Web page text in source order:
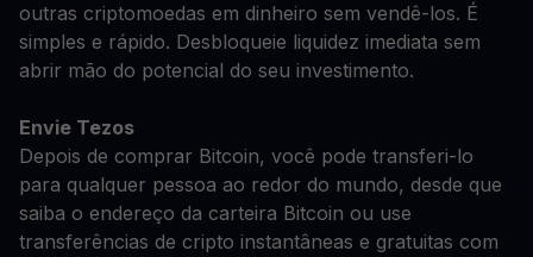
outras criptomoedas em dinheiro sem vendê-los. É
simples e rápido. Desbloqueie liquidez imediata sem
abrir mão do potencial do seu investimento.
Envie Tezos
Depois de comprar Bitcoin, você pode transferi-lo
para qualquer pessoa ao redor do mundo, desde que
saiba o endereço da carteira Bitcoin ou use
transferências de cripto instantâneas e gratuitas com